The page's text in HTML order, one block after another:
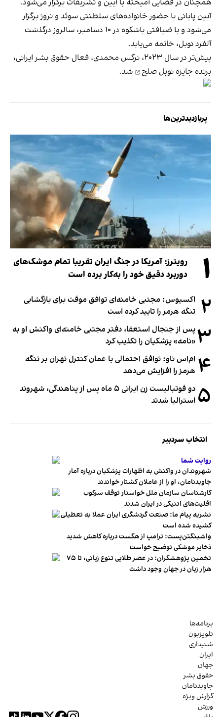
همچنان در فضایی آمیخته با آیین و تشریفات برگزار می‌شود.
آیین پایانی با حضور خانواده‌های سلطنتی سوئد و نروژ برگزار
می‌شود و با ضیافتی باشکوه در ۱۰ دسامبر، سالروز درگذشت
آلفرد نوبل، خاتمه می‌یابد.
پیش‌تر در سال ۲۰۲۳، نرگس محمدی، فعال حقوق بشر ایرانی،
برنده جایزه نوبل صلح شد.
پربازدیدترین‌ها
۱
رویترز: آمریکا در جنگ ایران تقریبا تمام موشک‌های
دوربرد دقیق خود را به‌کار برده است
۲ اکسیوس: مجتبی خامنه‌ای توافق موقت برای بازگشایی
تنگه هرمز را تایید کرده است
۳پس از جنجال استعفا، دفتر مجتبی خامنه‌ای واکنش او به
«نامه» پزشکیان را تکذیب کرد
۴ ام‌اس ناو: توافق احتمالی با عمان کنترل تهران بر تنگه
هرمز را افزایش می‌دهد
۵
دو فوتبالیست زن ایرانی ۵ ماه پس از پناهندگی، شهروند
استرالیا شدند
انتخاب سردبیر
روایت شما
شهروندان در واکنش به اظهارات پزشکیان درباره آمار
جاویدنامان، او را از عاملان کشتار خواندند
کارشناسان سازمان ملل خواستار توقف سرکوب
اقلیت‌های اتنیکی در ایران شدند
نشریه پیام ما: صنعت گردشگری ایران عملا به تعطیلی
کشیده شده است
واشینگتن‌پست: ترامپ از هگست درباره کاهش شدید
ذخایر موشکی توضیح خواست
تخمین پژوهشگران: در عصر طلایی تنوع زبانی، تا ۷۵
هزار زبان در جهان وجود داشت
برنامه‌ها
تلویزیون
شنیداری
ایران
جهان
حقوق بشر
جاویدنامان
گزارش ویژه
ورزش